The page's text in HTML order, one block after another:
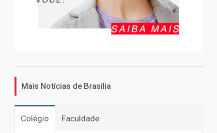
Mais Notícias de Brasília
Colégio Faculdade